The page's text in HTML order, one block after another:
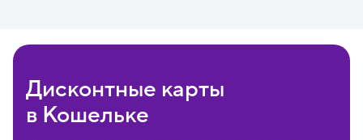
Дисконтные карты
в Кошельке